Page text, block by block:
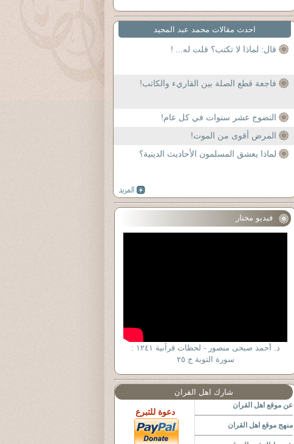
احدث مقالات محمد عبد المجيد
قال: لماذا لا تكتب؟ قلت له... !
فاجعة قطع الصلة بين القاريء والكاتب!
النضوج عشر سنوات في كل عام!
المرض أقوى من الموت!
لماذا يعشق المسلمون الأحاديث الدينية؟
فيديو مختار
د. أحمد صبحى منصور - لحظات قرآنية ١٢٤١ :
سورة التوبة ج ٢٥
شارك اهل القران
عن موقع اهل القران
منهج موقع اهل القران
دعوة للتبرع